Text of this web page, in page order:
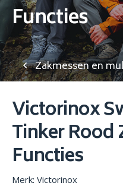
Functies
Zakmessen en
Victorinox
Tinker Rood
Functies
Merk: Victorinox